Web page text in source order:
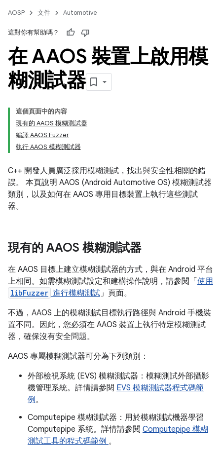
AOSP 文件 Automotive
這對你有幫助嗎？
在 AAOS 裝置上啟用模
糊測試器
這個頁面中的內容
現有的 AAOS 模糊測試器
編譯 AAOS Fuzzer
執行 AAOS 模糊測試器
C++ 開發人員廣泛採用模糊測試，找出與安全性相關的錯
誤。 本頁說明 AAOS (Android Automotive OS) 模糊測試器
類別，以及如何在 AAOS 專用目標裝置上執行這些測試
器。
現有的 AAOS 模糊測試器
在 AAOS 目標上建立模糊測試器的方式，與在 Android 平台
上相同。如需模糊測試設定和建構操作說明，請參閱「 使用
libFuzzer 進行模糊測試」頁面。
不過，AAOS 上的模糊測試目標執行路徑與 Android 手機裝
置不同。因此，您必須在 AAOS 裝置上執行特定模糊測試
器，確保沒有安全問題。
AAOS 專屬模糊測試器可分為下列類別：
外部檢視系統 (EVS) 模糊測試器：模糊測試外部攝影
機管理系統。詳情請參閱 EVS 模糊測試器程式碼範
例。
Computepipe 模糊測試器：用於模糊測試機器學習
Computepipe 系統。詳情請參閱 Computepipe 模糊
測試工具的程式碼範例 。